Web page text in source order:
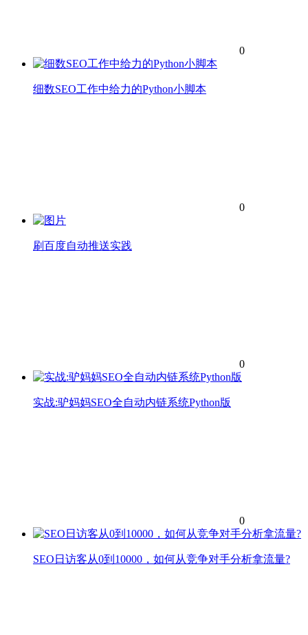
0
细数SEO工作中给力的Python小脚本
0
刷百度自动推送实践
0
实战:驴妈妈SEO全自动内链系统Python版
0
SEO日访客从0到10000，如何从竞争对手分析拿流量?